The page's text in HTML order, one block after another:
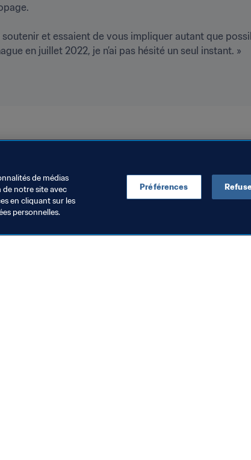
et essaient de vous impliquer autant que
en juillet 2022, je n’ai pas hésité un seul instant. »
de médias
notre site avec
en cliquant sur les
personnelles.
Préférences